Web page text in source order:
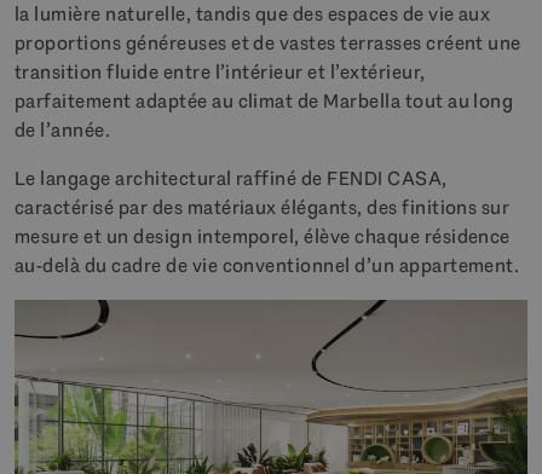
la lumière naturelle, tandis que des espaces de vie aux
proportions généreuses et de vastes terrasses créent une
transition fluide entre l’intérieur et l’extérieur,
parfaitement adaptée au climat de Marbella tout au long
de l’année.
Le langage architectural raffiné de FENDI CASA,
caractérisé par des matériaux élégants, des finitions sur
mesure et un design intemporel, élève chaque résidence
au-delà du cadre de vie conventionnel d’un appartement.